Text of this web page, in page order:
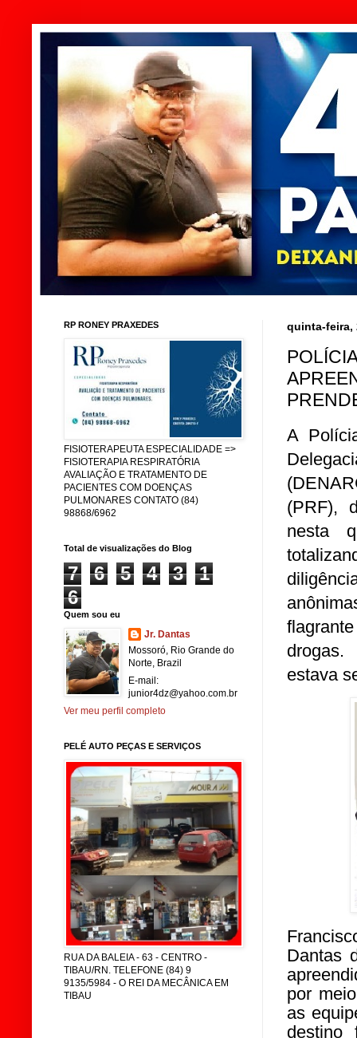
quinta-feira,
A
(PRF),
nesta
drogas.
estava
Dantas
por
as
destino
RP RONEY PRAXEDES
FISIOTERAPEUTA ESPECIALIDADE =>
FISIOTERAPIA RESPIRATÓRIA
AVALIAÇÃO E TRATAMENTO DE
PACIENTES COM DOENÇAS
PULMONARES CONTATO (84)
98868/6962
Total de visualizações do Blog
7 6 5 4 3
1
6
Quem sou eu
Jr. Dantas
Mossoró, Rio Grande do
Norte, Brazil
E-mail:
junior4dz@yahoo.com.br
Ver meu perfil completo
PELÉ AUTO PEÇAS E SERVIÇOS
RUA DA BALEIA - 63 - CENTRO -
TIBAU/RN. TELEFONE (84) 9
9135/5984 - O REI DA MECÂNICA EM
TIBAU